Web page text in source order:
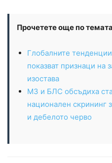
Прочетете още по
Глобалните
показват признаци на
изостава
МЗ и БЛС обсъдиха
национален скрининг
и дебелото черво